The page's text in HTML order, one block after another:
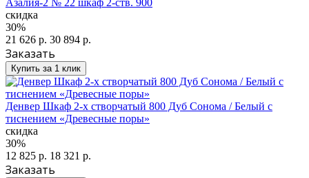
скидка
30%
21 626 р. 30 894 р.
Заказать
Купить за 1 клик
Денвер Шкаф 2-х створчатый 800 Дуб Сонома / Белый с
тиснением «Древесные поры»
скидка
30%
12 825 р. 18 321 р.
Заказать